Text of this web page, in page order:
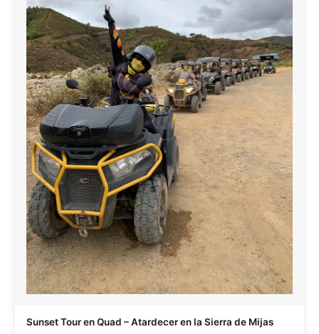
Sunset Tour en Quad – Atardecer en la Sierra de Mijas